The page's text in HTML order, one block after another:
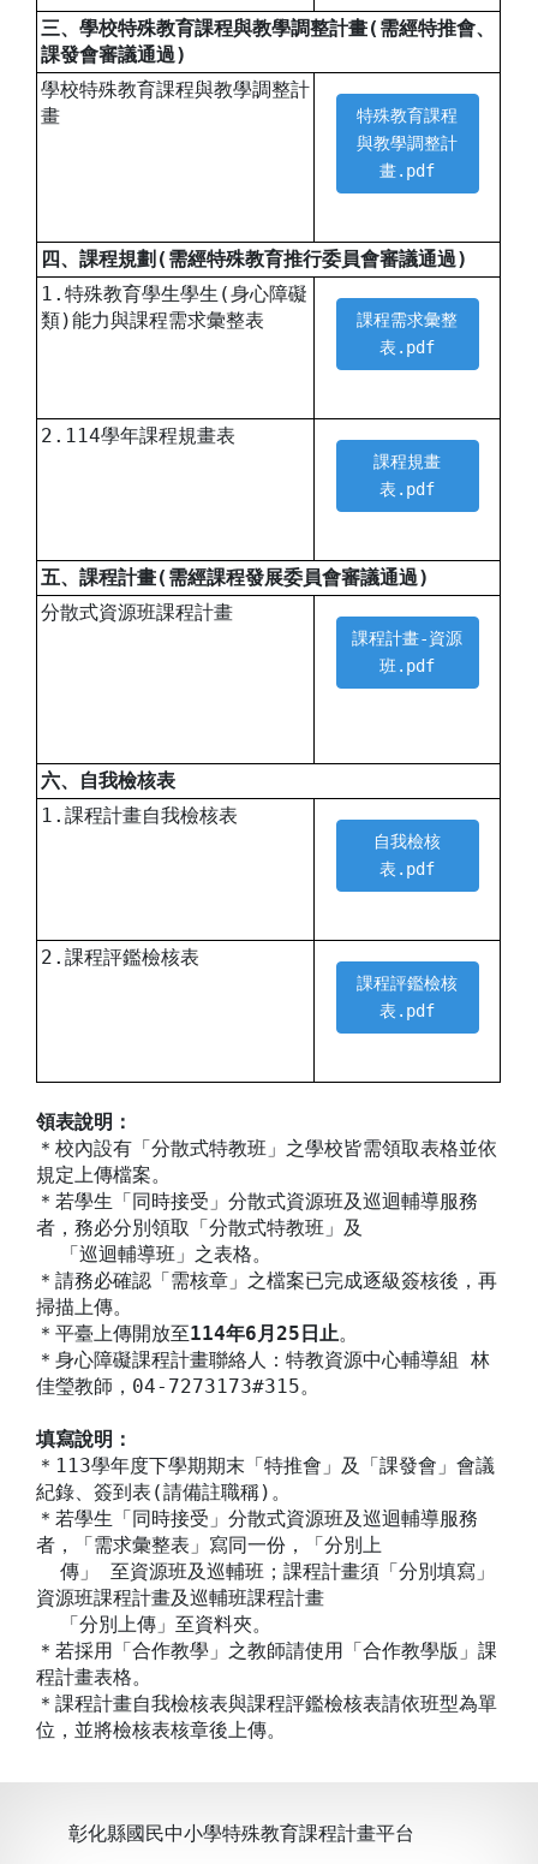
三、學校特殊教育課程與教學調整計畫(需經特推會、
課發會審議通過)
學校特殊教育課程與教學調整計
畫
特殊教育課程
與教學調整計
畫.pdf
四、課程規劃(需經特殊教育推行委員會審議通過)
1.特殊教育學生學生(身心障礙
類)能力與課程需求彙整表
課程需求彙整
表.pdf
2.114學年課程規畫表
課程規畫
表.pdf
五、課程計畫(需經課程發展委員會審議通過)
分散式資源班課程計畫
課程計畫-資源
班.pdf
六、自我檢核表
1.課程計畫自我檢核表
自我檢核
表.pdf
2.課程評鑑檢核表
課程評鑑檢核
表.pdf
領表說明：
＊校內設有「分散式特教班」之學校皆需領取表格並依
規定上傳檔案。
＊若學生「同時接受」分散式資源班及巡迴輔導服務
者，務必分別領取「分散式特教班」及
「巡迴輔導班」之表格。
＊請務必確認「需核章」之檔案已完成逐級簽核後，再
掃描上傳。
＊平臺上傳開放至114年6月25日止。
＊身心障礙課程計畫聯絡人：特教資源中心輔導組 林
佳瑩教師，04-7273173#315。
填寫說明：
＊113學年度下學期期末「特推會」及「課發會」會議
紀錄、簽到表(請備註職稱)。
＊若學生「同時接受」分散式資源班及巡迴輔導服務
者，「需求彙整表」寫同一份，「分別上
傳」 至資源班及巡輔班；課程計畫須「分別填寫」
資源班課程計畫及巡輔班課程計畫
「分別上傳」至資料夾。
＊若採用「合作教學」之教師請使用「合作教學版」課
程計畫表格。
＊課程計畫自我檢核表與課程評鑑檢核表請依班型為單
位，並將檢核表核章後上傳。
彰化縣國民中小學特殊教育課程計畫平台